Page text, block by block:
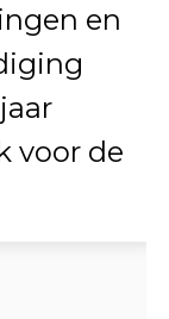
en
voor de